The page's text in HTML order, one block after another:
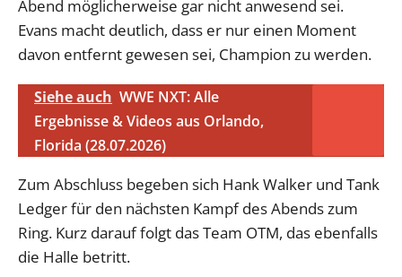
Abend möglicherweise gar nicht anwesend sei.
Evans macht deutlich, dass er nur einen Moment
davon entfernt gewesen sei, Champion zu werden.
Siehe auch WWE NXT: Alle
Ergebnisse & Videos aus Orlando,
Florida (28.07.2026)
Zum Abschluss begeben sich Hank Walker und Tank
Ledger für den nächsten Kampf des Abends zum
Ring. Kurz darauf folgt das Team OTM, das ebenfalls
die Halle betritt.